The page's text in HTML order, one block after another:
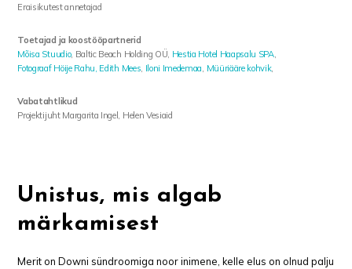
Eraisikutest annetajad
Toetajad ja koostööpartnerid
Mõisa Stuudio, Baltic Beach Holding OÜ, Hestia Hotel Haapsalu SPA,
Fotograaf Höije Rahu, Edith Mees, Iloni Imedemaa, Müüriääre kohvik,
Vabatahtlikud
Projektijuht Margarita Ingel, Helen Vesiaid
Unistus, mis algab
märkamisest
Merit on Downi sündroomiga noor inimene, kelle elus on olnud palju